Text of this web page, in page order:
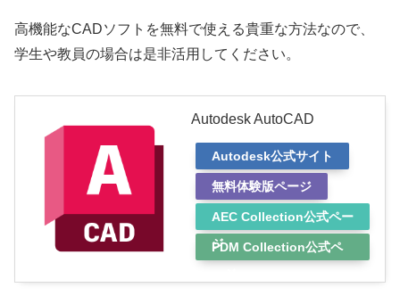
高機能なCADソフトを無料で使える貴重な方法なので、
学生や教員の場合は是非活用してください。
Autodesk AutoCAD
Autodesk公式サイト
無料体験版ページ
AEC Collection公式ペー
ジ
PDM Collection公式ペ